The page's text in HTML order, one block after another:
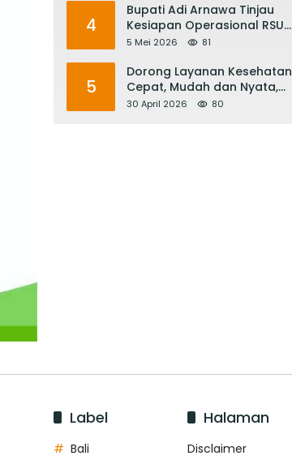
Mesin Ekonomi Bali
4
Bupati Adi Arnawa Tinjau
Kesiapan Operasional RSUD
Giri Asih, Harapkan Jadi RS
5 Mei 2026 81
5
Dorong Layanan Kesehatan
Cepat, Mudah dan Nyata,
Bupati Adi Arnawa Evaluasi
30 April 2026 80
Label
Bali
Halaman
Disclaimer